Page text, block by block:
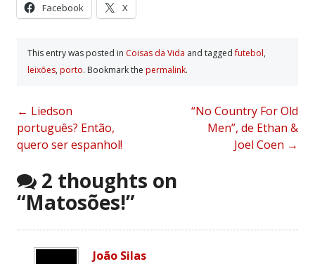
Facebook X
This entry was posted in Coisas da Vida and taggedfutebol,
leixões, porto. Bookmark the permalink.
Post
navigation
← Liedson
português? Então,
quero ser espanhol!
“No Country For Old
Men”, de Ethan &
Joel Coen →
2 thoughts on
“Matosões!”
João Silas